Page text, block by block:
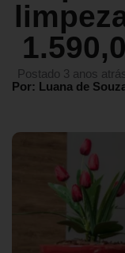
Postado 3 anos
Por: Luana de